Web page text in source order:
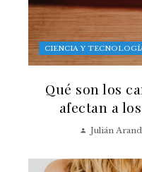
CIENCIA Y
Qué son los
afectan a
Julián